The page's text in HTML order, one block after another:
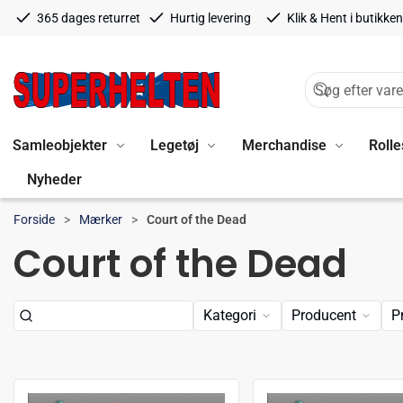
365 dages returret Hurtig levering Klik & Hent i butikken
Samleobjekter Legetøj Merchandise
Nyheder
Forside Mærker Court of the Dead
Court of the Dead
Kategori Producent